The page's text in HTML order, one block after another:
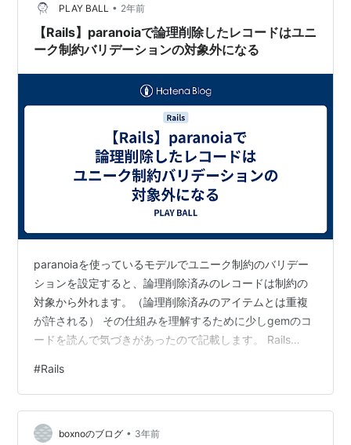
ふっふふふ… は〜い、気付けばね、これ久々じゃないか
な多分こんなの、 (ポン…
PLAY BALL • 2年前
【Rails】paranoiaで論理削除したレコードはユニ
ーク制約バリデーションの対象外になる
paranoiaを使っているモデルでユニーク制約のバリデー
ションを設定すると、論理削除済みのレコードは制約の
対象から外れます。（論理削除済みのアイテムとは重複
が許される） その仕組みを理解するために少しgemのコ
ードを読んで気づきがあったので記載します。 Rails
いるモデルでバリデーションのユニーク制約をかけた際
に、以下のことを知りました。 paranoiaで論理削除して
いるとユニーク制約の対象外になります class Book <
ApplicationRecord validates :title, un…
#Rails
boxnoのブログ • 3年前